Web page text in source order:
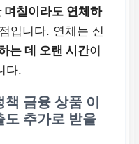
며칠이라도 연체하
입니다. 연체는 신
는 데 오랜 시간이
다.
책 금융 상품 이
도 추가로 받을